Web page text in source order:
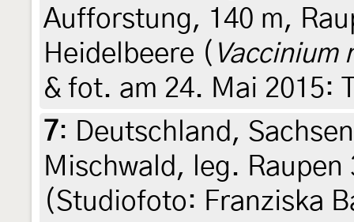
Aufforstung, 140 m,
Heidelbeere ( Vaccinium
& fot. am 24. Mai 2015:
7: Deutschland,
Mischwald, leg. Raupen
(Studiofoto: Franziska